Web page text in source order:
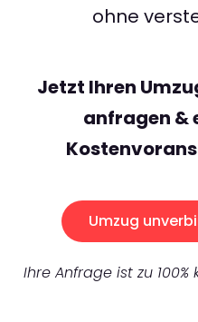
ohne
Jetzt Ihren
anfragen &
Umzug
Ihre Anfrage ist zu